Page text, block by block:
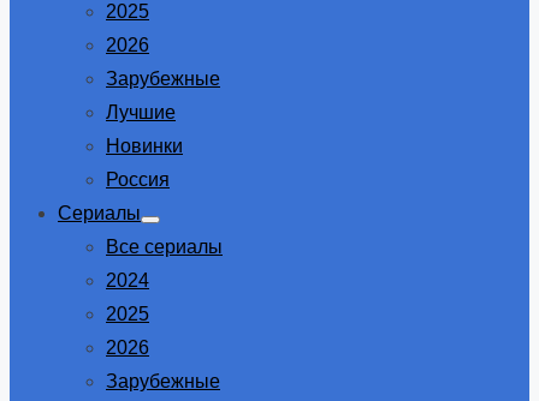
2025
2026
Зарубежные
Лучшие
Новинки
Россия
Сериалы
Show
sub
Все сериалы
2024
2025
2026
Зарубежные